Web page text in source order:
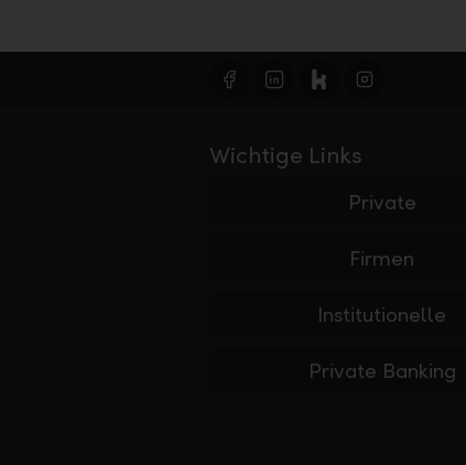
Wichtige Links
Private
Firmen
Institutionelle
Private Banking